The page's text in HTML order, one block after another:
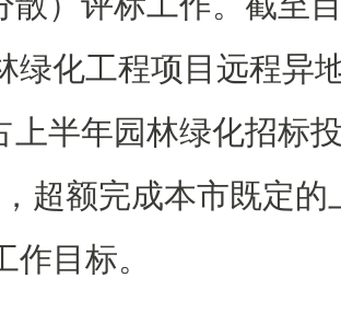
绿化工程项目远程异
上半年园林绿化招标
超额完成本市既定的
作目标。